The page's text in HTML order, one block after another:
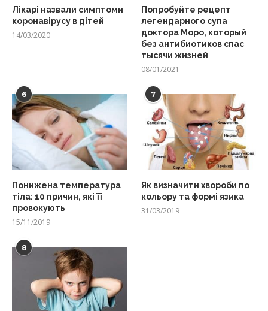
Лікарі назвали симптоми
коронавірусу в дітей
14/03/2020
Попробуйте рецепт
легендарного супа
доктора Моро, который
без антибиотиков спас
тысячи жизней
08/01/2021
6
Понижена температура
тіла: 10 причин, які її
провокують
15/11/2019
7
Як визначити хвороби по
кольору та формі язика
31/03/2019
8